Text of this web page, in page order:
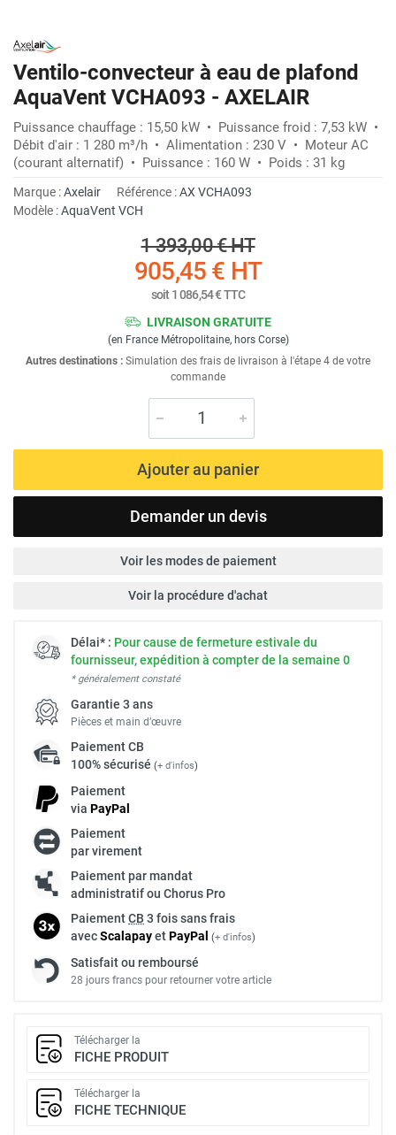
Ventilo-convecteur à eau de plafond
AquaVent VCHA093 - AXELAIR
Puissance chauffage : 15,50 kW • Puissance froid : 7,53 kW •
Débit d'air : 1 280 m³/h • Alimentation : 230 V • Moteur AC
(courant alternatif) • Puissance : 160 W • Poids : 31 kg
Marque :Axelair Référence :AX VCHA093
Modèle :AquaVent VCH
1 393,00 €HT
905,45 € HT
soit1 086,54 €TTC
LIVRAISON GRATUITE
(en France Métropolitaine, hors Corse)
Autres destinations : Simulation des frais de livraison à l'étape 4 de votre
commande
Ajouter au panier
Demander un devis
Voir les modes de paiement
Voir la procédure d'achat
Délai* : Pour cause de fermeture estivale du
fournisseur, expédition à compter de la semaine 0
* généralement constaté
Garantie 3 ans
Pièces et main d’œuvre
PaiementCB
100% sécurisé (+ d'infos)
Paiement
via PayPal
Paiement
par virement
Paiement par mandat
administratif ou Chorus Pro
PaiementCB 3 fois sans frais
avecScalapayetPayPal (+ d'infos)
Satisfait ou remboursé
28 jours francs pour retourner votre article
Télécharger la
FICHE PRODUIT
Télécharger la
FICHE TECHNIQUE